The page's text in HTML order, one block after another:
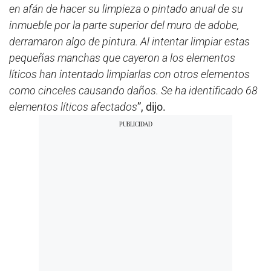
en afán de hacer su limpieza o pintado anual de su
inmueble por la parte superior del muro de adobe,
derramaron algo de pintura. Al intentar limpiar estas
pequeñas manchas que cayeron a los elementos
líticos han intentado limpiarlas con otros elementos
como cinceles causando daños. Se ha identificado 68
elementos líticos afectados”, dijo.